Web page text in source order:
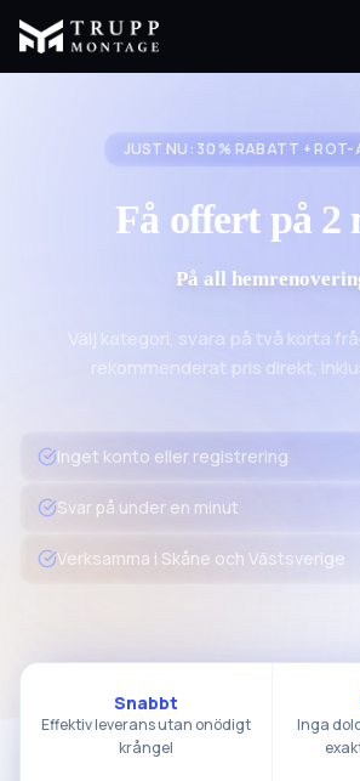
JUST NU: 30 % RABATT + ROT-
Få offert på 2
På all
Välj kategori, svara på två korta
rekommenderat pris direkt,
Inget konto eller registrering
Svar på under en minut
Verksamma i Skåne och Västsverige
Snabbt
Effektiv leverans utan onödigt
krångel
Inga